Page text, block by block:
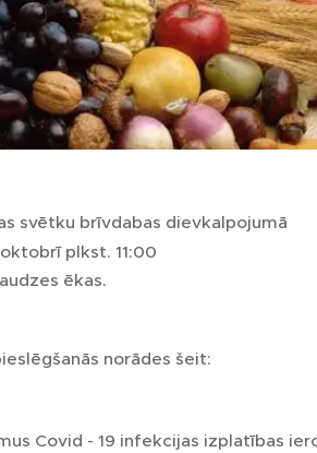
svētku brīvdabas dievkalpojumā
plkst. 11:00
ēkas.
norādes šeit:
Covid - 19 infekcijas izplatības